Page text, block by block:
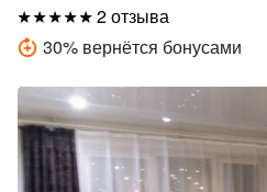
2 отзыва
30% вернётся бонусами